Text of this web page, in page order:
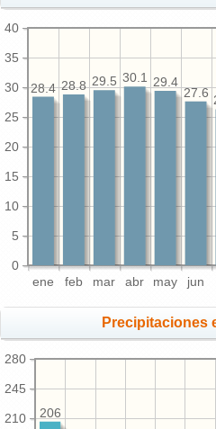
ene feb mar abr may jun
0
5
10
15
20
25
30
35
40
27.6
29.4
30.1
29.5
28.8
28.4
Precipitaciones
210
245
280
206